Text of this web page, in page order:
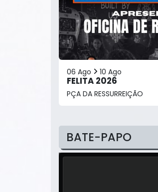
06 Ago 10 Ago
FELITA 2026
PÇA DA RESSURREIÇÃO
BATE-PAPO